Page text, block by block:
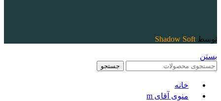
توسط Shadow Soft
بستن
جستجو
خانه
منوی آقای m